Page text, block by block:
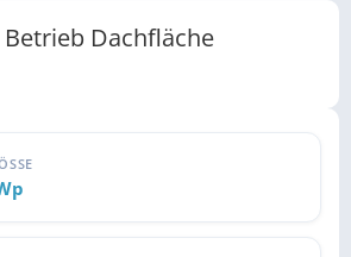
Dachfläche